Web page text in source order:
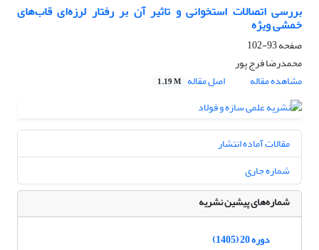
بررسی اتصالات استخوانی و تاثیر آن بر رفتار لرزه‌ای قاب‌های
خمشی ویژه
صفحه93-102
محمدرضا فرج پور
مشاهده مقاله
اصل مقاله 1.19 M
مقالات آماده انتشار
شماره جاری
شماره‌های پیشین نشریه
دوره 20 (1405)